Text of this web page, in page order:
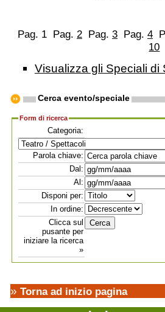
Pag. 1 Pag. 2 Pag. 3 Pag. 4
10
Visualizza gli Speciali di
Cerca evento/speciale
Form di ricerca
Categoria:
Parola chiave:
Dal:
Al:
Disponi per:
In ordine:
Clicca sul
pusante per
iniziare la ricerca
»
» Torna ad inizio pagina